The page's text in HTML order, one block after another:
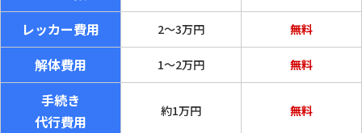
レッカー費用 2〜3万円 無料
解体費用 1〜2万円 無料
手続き
代行費用
約1万円 無料